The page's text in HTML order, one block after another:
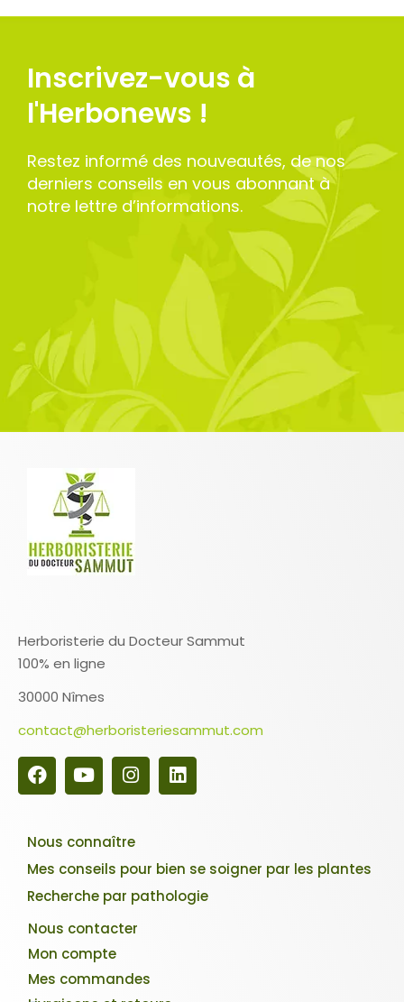
Inscrivez-vous à
l'Herbonews !
Restez informé des nouveautés, de nos
derniers conseils en vous abonnant à
notre lettre d’informations.
Herboristerie du Docteur Sammut
100% en ligne
30000 Nîmes
contact@herboristeriesammut.com
Nous connaître
Mes conseils pour bien se soigner par les plantes
Recherche par pathologie
Nous contacter
Mon compte
Mes commandes